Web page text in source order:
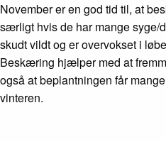
November er en god tid til, at
særligt hvis de har mange syge/
skudt vildt og er overvokset i
Beskæring hjælper med at
også at beplantningen får
vinteren.